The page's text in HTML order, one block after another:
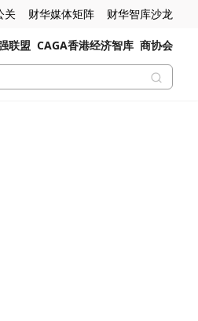
关 财华媒体矩阵 财华智库沙龙
联盟 CAGA香港经济智库 商协会